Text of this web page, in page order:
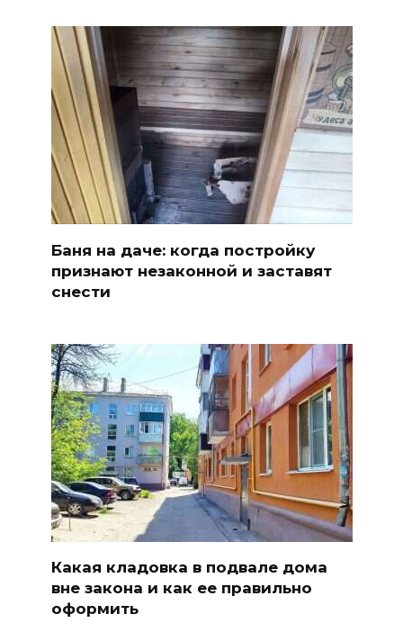
Баня на даче: когда постройку
признают незаконной и заставят
снести
Какая кладовка в подвале дома
вне закона и как ее правильно
оформить